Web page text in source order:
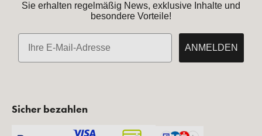
Sie erhalten regelmäßig News, exklusive Inhalte und
besondere Vorteile!
E-Mail
ANMELDEN
Sicher bezahlen